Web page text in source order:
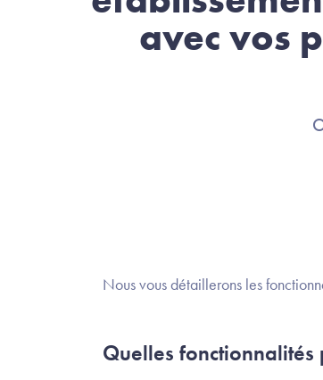
avec vos
Nous vous détaillerons les
Quelles fonctionnalités